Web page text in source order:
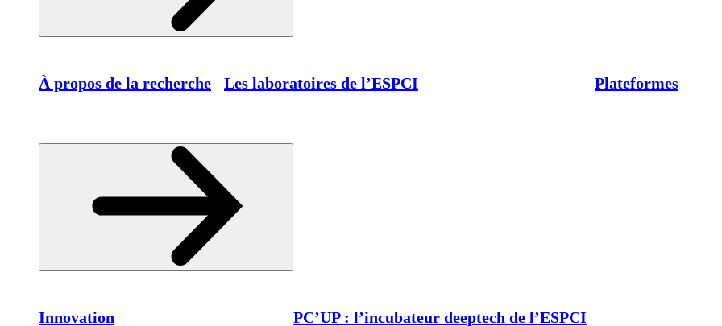
À propos de la recherche Les laboratoires de l’ESPCI Plateformes
Innovation PC’UP : l’incubateur deeptech de l’ESPCI